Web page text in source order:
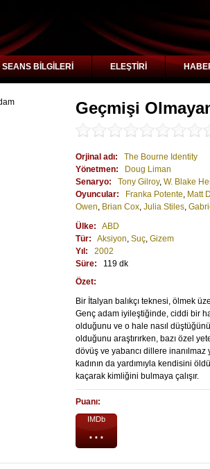
SEANS BİLGİLERİ ELEŞTİRİ
Geçmişi
Orjinal adı:
The Bourne Identity
Yönetmen:
Doug Liman
Senaryo:
Tony Gilroy, W. Blake
Oyuncular:
Franka Potente, Matt
Owen, Brian Cox, Julia Stiles,
Ülke:
ABD
Tür:
Aksiyon, Suç, Gizem
Yıl:
2002
Süre:
119 dk
Özet:
Bir İtalyan balıkçı teknesi, ölmek
Genç adam iyileştiğinde, ciddi bir
olduğunu ve o hale nasıl
olduğunu araştırırken, bazı özel
dövüş ve yabancı dillere inanılmaz
kadının da yardımıyla kendisini
kaçarak kimliğini bulmaya çalışır.
Puanı:
IMDb
...